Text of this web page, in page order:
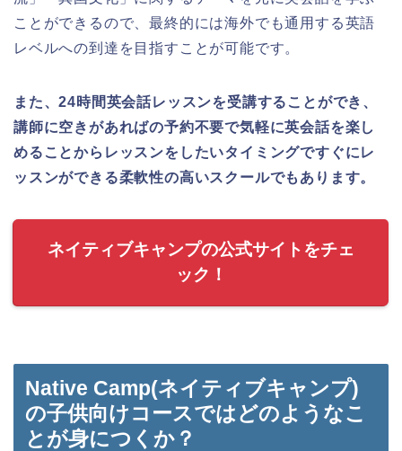
ことができるので、最終的には海外でも通用する英語
レベルへの到達を目指すことが可能です。
また、24時間英会話レッスンを受講することができ、
講師に空きがあればの予約不要で気軽に英会話を楽し
めることからレッスンをしたいタイミングですぐにレ
ッスンができる柔軟性の高いスクールでもあります。
ネイティブキャンプの公式サイトをチェ
ック！
Native Camp(ネイティブキャンプ)
の子供向けコースではどのようなこ
とが身につくか？